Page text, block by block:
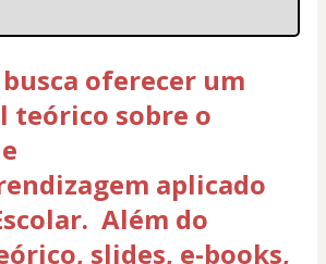
oferecer um
teórico sobre o
aplicado
Além do
slides, e-books,